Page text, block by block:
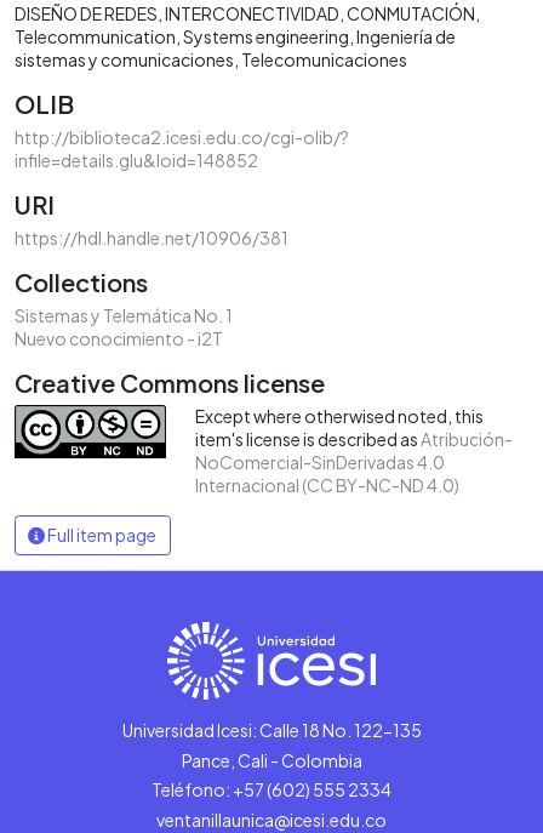
DISEÑO DE REDES INTERCONECTIVIDAD CONMUTACIÓN
Telecommunication Systems engineering Ingeniería de
sistemas y comunicaciones Telecomunicaciones
OLIB
http://biblioteca2.icesi.edu.co/cgi-olib/?
infile=details.glu&loid=148852
URI
https://hdl.handle.net/10906/381
Collections
Sistemas y Telemática No. 1
Nuevo conocimiento - i2T
Creative Commons license
Except where otherwised noted, this
item's license is described asAtribución-
NoComercial-SinDerivadas 4.0
Internacional (CC BY-NC-ND 4.0)
Full item page
Universidad Icesi: Calle 18 No. 122-135
Pance, Cali - Colombia
Teléfono: +57 (602) 555 2334
ventanillaunica@icesi.edu.co